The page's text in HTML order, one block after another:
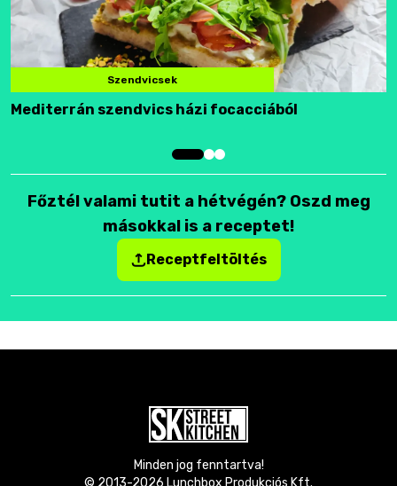
Szendvicsek
Mediterrán szendvics házi focacciából
Főztél valami tutit a hétvégén? Oszd meg
másokkal is a receptet!
Receptfeltöltés
Minden jog fenntartva!
© 2013-2026 Lunchbox Produkciós Kft.